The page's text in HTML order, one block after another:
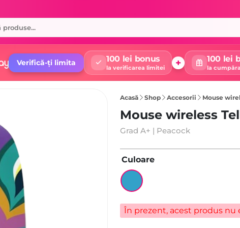
Verifică-ți limita 100 lei bonus
la verificarea limitei + 100 lei
la
Acasă Shop Accesorii Mouse
Mouse wireless
Grad A+ | Peacock
Culoare
În prezent, acest produs nu